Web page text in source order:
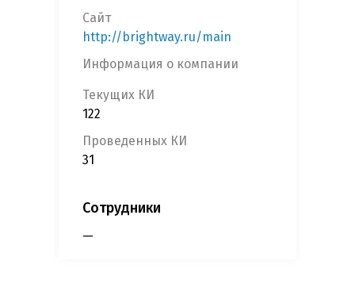
Сайт
http://brightway.ru/main
Информация о компании
Текущих КИ
122
Проведенных КИ
31
Сотрудники
—